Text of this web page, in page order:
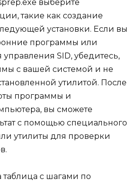
выберите
такие как создание
установки. Если вы
программы или
SID, убедитесь,
с вашей системой и не
утилитой. После
программы и
вы сможете
с помощью специального
утилиты для проверки
с шагами по